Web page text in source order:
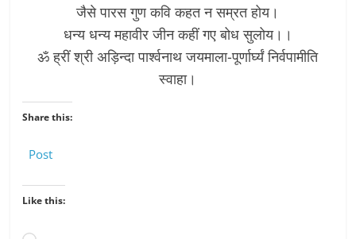
जैसे पारस गुण कवि कहत न सम्रत होय।
धन्य धन्य महावीर जीन कहीं गए बोध सुलोय।।
ॐ ह्रीं श्री अड़िन्दा पार्श्वनाथ जयमाला-पूर्णार्घ्यं निर्वपामीति
स्वाहा।
Share this:
Post
Like this: